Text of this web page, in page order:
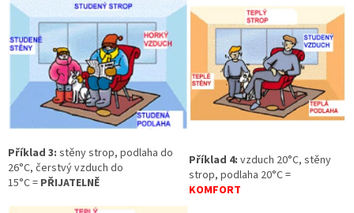
Příklad 3: stěny strop, podlaha do
26°C, čerstvý vzduch do
15°C = PŘIJATELNĚ
Příklad 4: vzduch 20°C, stěny
strop, podlaha 20°C =
KOMFORT